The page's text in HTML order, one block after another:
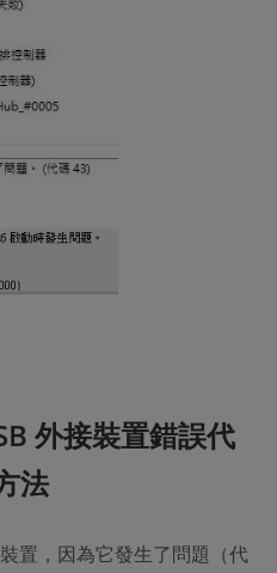
外接裝置錯誤代
法
置，因為它發生了問題（代